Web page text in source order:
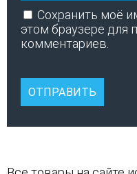
Сохранить моё
этом браузере
комментариев.